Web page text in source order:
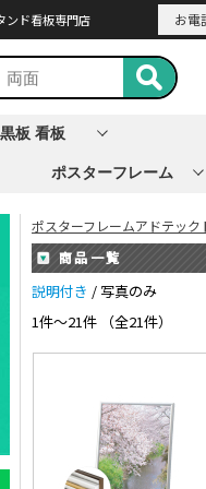
ンド看板専門店 お電
黒板 看板
ポスターフレーム
ポスターフレームアドテック
商品一覧
説明付き / 写真のみ
1件～21件 （全21件）